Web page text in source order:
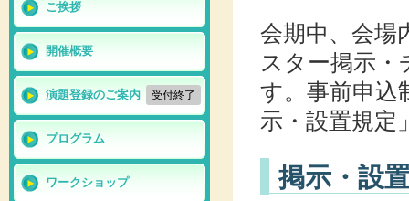
ご挨拶
開催概要
演題登録のご案内 受付終了
プログラム
ワークショップ
会期中、会場
スター掲示
す。事前申込
示・設置規定
掲示・設